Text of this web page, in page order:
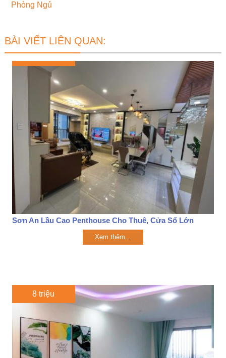
Phòng Ngủ
BÀI VIẾT LIÊN QUAN:
Sơn An Lầu Cao Penthouse Cho Thuê, Cửa Sổ Lớn
Xem thêm...
8 triệu